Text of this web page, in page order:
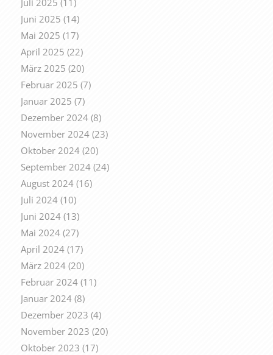
Juli 2025 (11)
Juni 2025 (14)
Mai 2025 (17)
April 2025 (22)
März 2025 (20)
Februar 2025 (7)
Januar 2025 (7)
Dezember 2024(8)
November 2024(23)
Oktober 2024(20)
September 2024(24)
August 2024(16)
Juli 2024(10)
Juni 2024(13)
Mai 2024(27)
April 2024(17)
März 2024(20)
Februar 2024(11)
Januar 2024(8)
Dezember 2023 (4)
November 2023 (20)
Oktober 2023 (17)